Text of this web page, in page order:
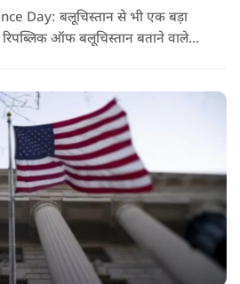
Day: बलूचिस्तान से भी एक बड़ा
ऑफ बलूचिस्तान बताने वाले